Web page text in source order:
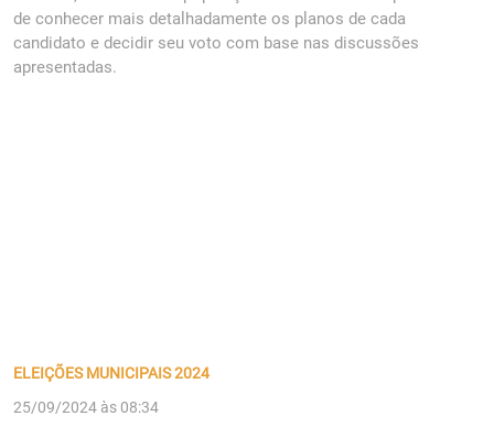
de conhecer mais detalhadamente os planos de cada
candidato e decidir seu voto com base nas discussões
apresentadas.
ELEIÇÕES MUNICIPAIS 2024
25/09/2024 às 08:34